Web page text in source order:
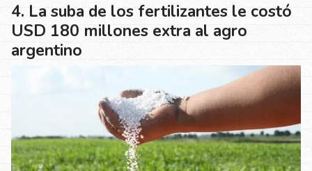
La suba de los fertilizantes le costó
USD 180 millones extra al agro
argentino